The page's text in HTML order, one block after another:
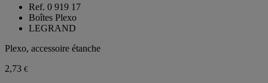
Ref. 0 919 17
Boîtes Plexo
LEGRAND
Plexo, accessoire étanche
2,73 €